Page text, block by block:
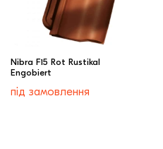
Nibra F15 Rot Rustikal
Engobiert
під замовлення